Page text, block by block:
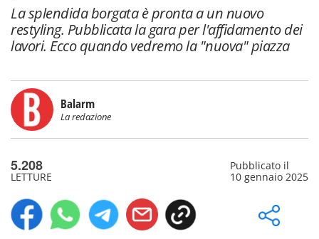
La splendida borgata è pronta a un nuovo
restyling. Pubblicata la gara per l'affidamento dei
lavori. Ecco quando vedremo la "nuova" piazza
Balarm
La redazione
5.208
LETTURE
Pubblicato il
10 gennaio 2025